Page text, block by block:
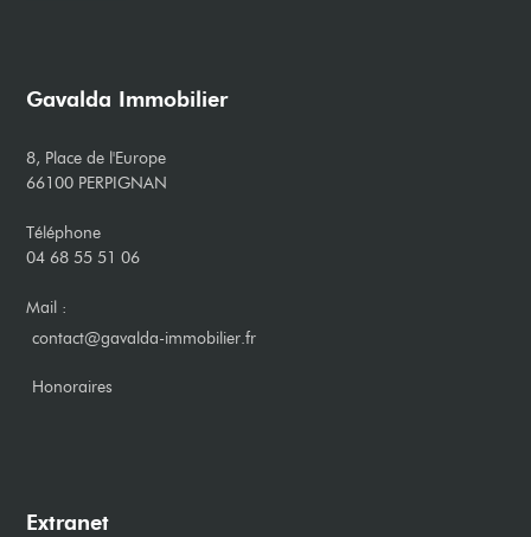
Gavalda Immobilier
8, Place de l'Europe
66100 PERPIGNAN
Téléphone
04 68 55 51 06
Mail :
contact@gavalda-immobilier.fr
​Honoraires
Extranet